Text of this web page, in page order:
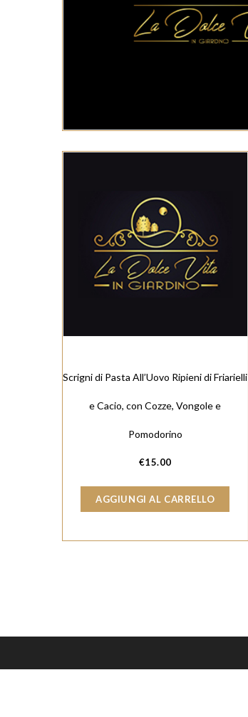
Scrigni di Pasta All’Uovo Ripieni di Friarielli
e Cacio, con Cozze, Vongole e
Pomodorino
€15.00
AGGIUNGI AL CARRELLO